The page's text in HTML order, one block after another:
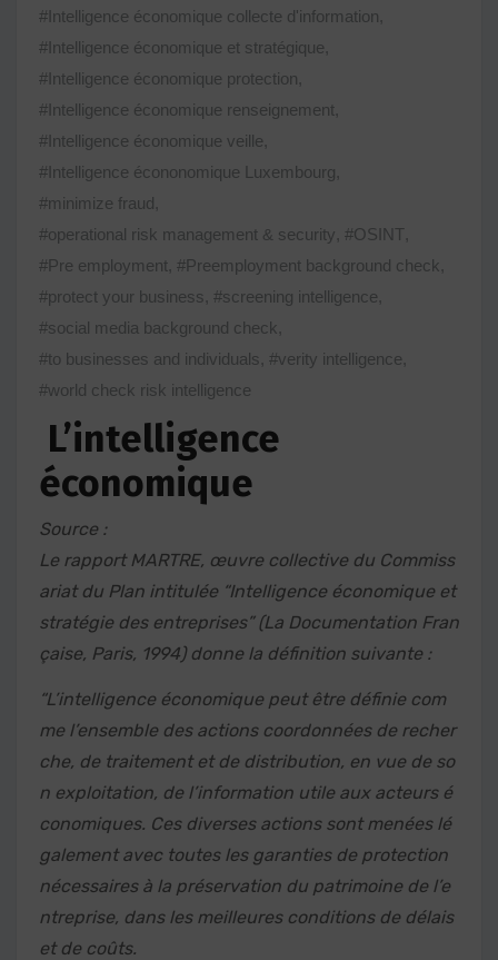
#Intelligence économique collecte d'information,
#Intelligence économique et stratégique,
#Intelligence économique protection,
#Intelligence économique renseignement,
#Intelligence économique veille,
#Intelligence écononomique Luxembourg,
#minimize fraud,
#operational risk management & security, #OSINT,
#Pre employment, #Preemployment background check,
#protect your business, #screening intelligence,
#social media background check,
#to businesses and individuals, #verity intelligence,
#world check risk intelligence
L’intelligence
économique
Source :
Le rapport MARTRE, œuvre collective du Commiss
ariat du Plan intitulée “Intelligence économique et
stratégie des entreprises” (La Documentation Fran
çaise, Paris, 1994) donne la définition suivante :
“L’intelligence économique peut être définie com
me l’ensemble des actions coordonnées de recher
che, de traitement et de distribution, en vue de so
n exploitation, de l’information utile aux acteurs é
conomiques. Ces diverses actions sont menées lé
galement avec toutes les garanties de protection
nécessaires à la préservation du patrimoine de l’e
ntreprise, dans les meilleures conditions de délais
et de coûts.